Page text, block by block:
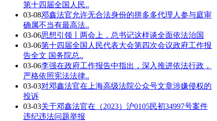
第十四届全国人民..
03-08邓鑫法官允许无合法身份的拼多多代理人参与庭审
确属不当有最高法..
03-06思想引领丨两会上，总书记这样谈全面依法治国
03-06第十四届全国人民代表大会第四次会议政府工作报
告全文 国务院总..
03-06李强在政府工作报告中指出，深入推进依法行政，
严格依照宪法法律..
03-03对邓鑫法官在上海高级法院公众号文章涉嫌侵权的
投诉
03-03关于邓鑫法官在（2023）沪0105民初34997号案件
违纪违法问题举报